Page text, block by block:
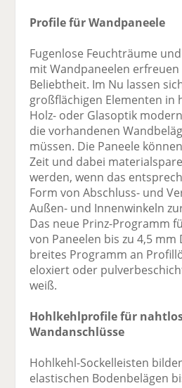
Profile für Wandpaneele
Fugenlose Feuchträume
mit Wandpaneelen
Beliebtheit. Im Nu lassen
großflächigen Elementen in
Holz- oder Glasoptik
die vorhandenen
müssen. Die Paneele
Zeit und dabei
werden, wenn das
Form von Abschluss- und
Außen- und Innenwinkeln
Das neue Prinz-Programm
von Paneelen bis zu 4,5 mm
breites Programm an
eloxiert oder
weiß.
Hohlkehlprofile für
Wandanschlüsse
Hohlkehl-Sockelleisten
elastischen Bodenbelägen